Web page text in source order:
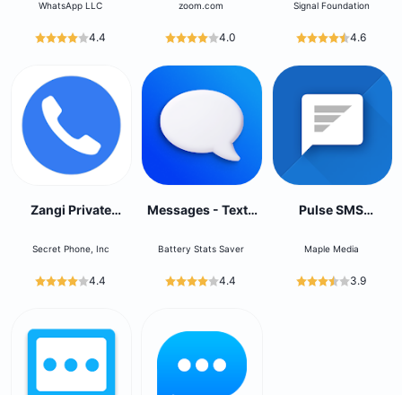
WhatsApp LLC
4.4
zoom.com
4.0
Signal Foundation
4.6
Zangi Private
Secret Phone, Inc
4.4
Messages - Texte
Battery Stats Saver
4.4
Pulse SMS
Maple Media
3.9